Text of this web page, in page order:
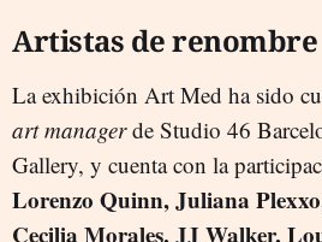
Artistas de renombre
La exhibición Art Med ha sido
art managerde Studio 46
Gallery, y cuenta con la
Lorenzo Quinn, Juliana
Cecilia Morales, JJ Walker,